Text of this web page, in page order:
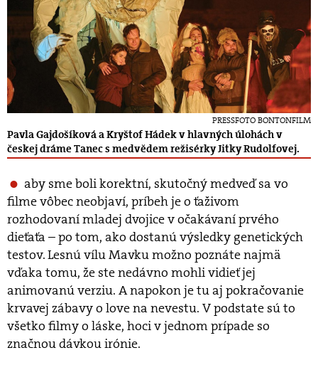
PRESSFOTO BONTONFILM
Pavla Gajdošíková a Kryštof Hádek v hlavných úlohách v
českej dráme Tanec s medvědem režisérky Jitky Rudolfovej.
aby sme boli korektní, skutočný medveď sa vo
filme vôbec neobjaví, príbeh je o ťaživom
rozhodovaní mladej dvojice v očakávaní prvého
dieťaťa – po tom, ako dostanú výsledky genetických
testov. Lesnú vílu Mavku možno poznáte najmä
vďaka tomu, že ste nedávno mohli vidieť jej
animovanú verziu. A napokon je tu aj pokračovanie
krvavej zábavy o love na nevestu. V podstate sú to
všetko filmy o láske, hoci v jednom prípade so
značnou dávkou irónie.